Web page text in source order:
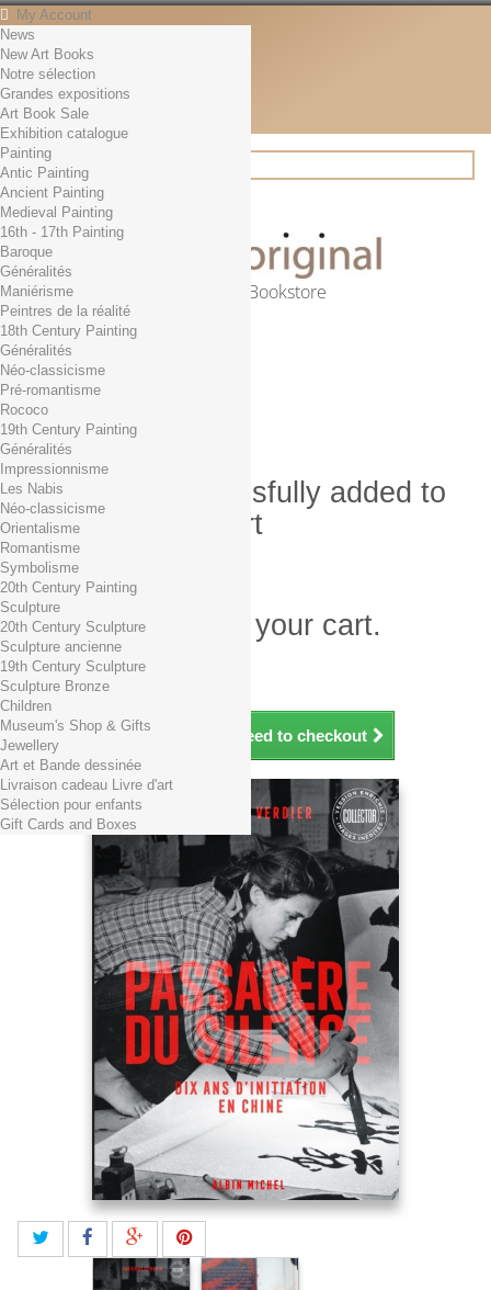
My Account
Contact
English
English
Français
News
Search
Online Art Bookstore
Cart (empty)
No products
Free shipping!
0,00 € Total
Check out
Product successfully added to
your shopping cart
Quantity
Total
There is 1 item in your cart.
Total products (tax incl.)
Total shipping TTC
Total (tax incl.)
Continue shopping Proceed to checkout
News
New Art Books
Notre sélection
Grandes expositions
Art Book Sale
Exhibition catalogue
Painting
Antic Painting
Ancient Painting
Medieval Painting
16th - 17th Painting
Baroque
Généralités
Maniérisme
Peintres de la réalité
18th Century Painting
Généralités
Néo-classicisme
Pré-romantisme
Rococo
19th Century Painting
Généralités
Impressionnisme
Les Nabis
Néo-classicisme
Orientalisme
Romantisme
Symbolisme
20th Century Painting
Sculpture
20th Century Sculpture
Sculpture ancienne
19th Century Sculpture
Sculpture Bronze
Children
Museum's Shop & Gifts
Jewellery
Art et Bande dessinée
Livraison cadeau Livre d'art
Sélection pour enfants
Gift Cards and Boxes